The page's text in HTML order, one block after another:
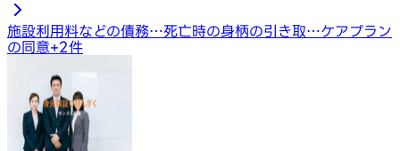
施設利用料などの債務…死亡時の身柄の引き取…ケアプラン
の同意+2件